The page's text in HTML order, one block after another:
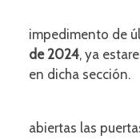
Sino
impedimento de
de 2024, ya
en dicha sección.
Y por
abiertas las